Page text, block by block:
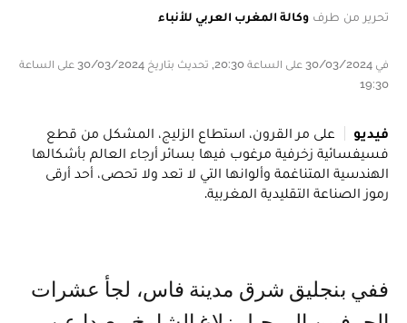
تحرير من طرف وكالة المغرب العربي للأنباء
في 30/03/2024 على الساعة 20:30, تحديث بتاريخ 30/03/2024 على الساعة
19:30
فيديو
على مر القرون، استطاع الزليج، المشكل من قطع
فسيفسائية زخرفية مرغوب فيها بسائر أرجاء العالم بأشكالها
الهندسية المتناغمة وألوانها التي لا تعد ولا تحصى، أحد أرقى
رموز الصناعة التقليدية المغربية.
ففي بنجليق شرق مدينة فاس، لجأ عشرات